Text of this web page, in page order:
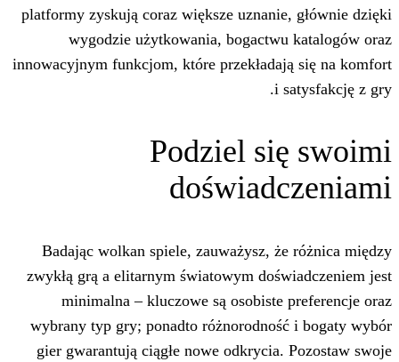
platformy zyskują coraz większe
wygodzie użytkowania,
innowacyjnym funkcjom, które
i
Podziel
Badając wolkan spiele, zauważysz,
zwykłą grą a elitarnym światowym
minimalna – kluczowe są
wybrany typ gry; ponadto
gier gwarantują ciągłe nowe